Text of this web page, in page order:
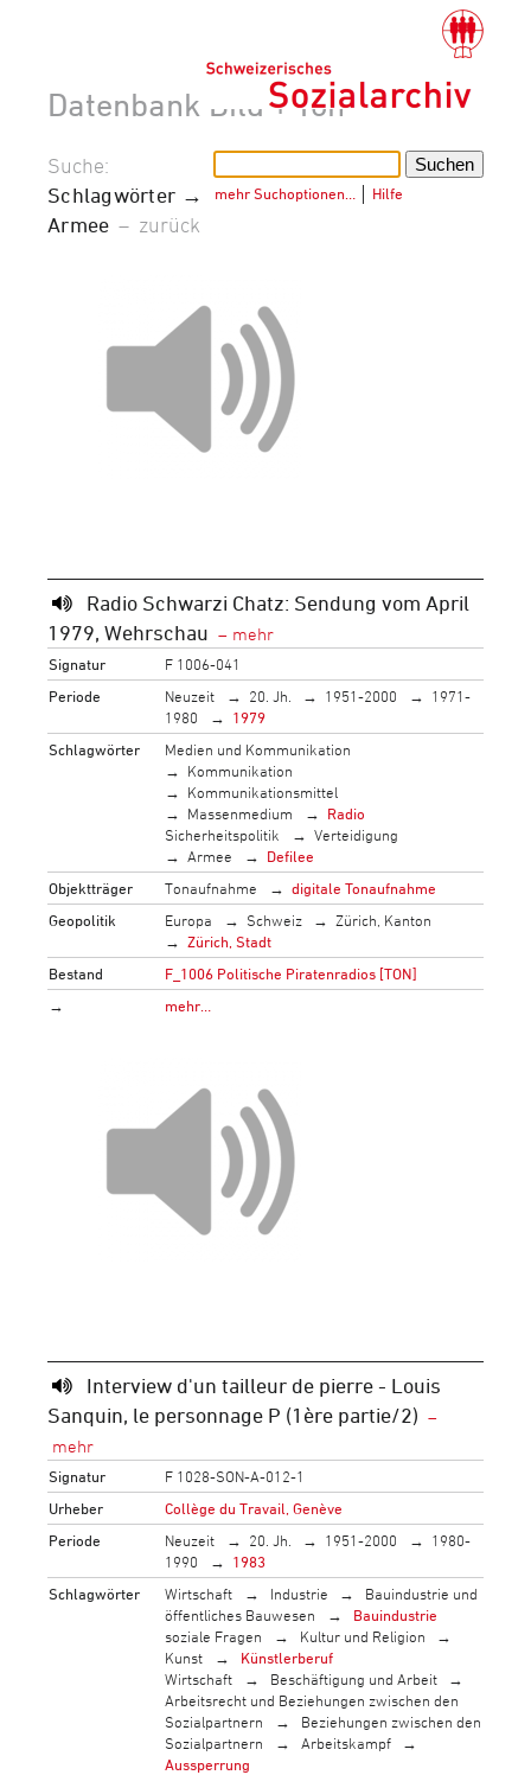
Datenbank Bild + Ton
mehr Suchoptionen… Hilfe
Suche:
Schlagwörter →
Armee – zurück
Radio Schwarzi Chatz: Sendung vom April
1979, Wehrschau
Signatur
F 1006-041
Periode
Neuzeit 20. Jh. 1951-2000
1971-
1980
1979
Schlagwörter
Medien und Kommunikation
Kommunikation
Kommunikationsmittel
Massenmedium
Radio
Sicherheitspolitik
Verteidigung
Armee
Defilee
Objektträger
Tonaufnahme
digitale Tonaufnahme
Geopolitik
Europa Schweiz
Zürich, Kanton
Zürich, Stadt
Bestand
F_1006 Politische Piratenradios [TON]
→
mehr…
Interview d'un tailleur de pierre - Louis
Sanquin, le personnage P (1ère partie/2)
Signatur
F 1028-SON-A-012-1
Urheber
Collège du Travail, Genève
Periode
Neuzeit 20. Jh. 1951-2000
1980-
1990
1983
Schlagwörter
Wirtschaft Industrie
Bauindustrie und
öffentliches Bauwesen
Bauindustrie
soziale Fragen
Kultur und Religion
Kunst
Künstlerberuf
Wirtschaft
Beschäftigung und Arbeit
Arbeitsrecht und Beziehungen zwischen den
Sozialpartnern
Beziehungen zwischen den
Sozialpartnern
Arbeitskampf
Aussperrung